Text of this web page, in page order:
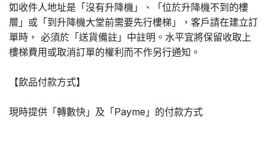
如收件人地址是「沒有升降機」、「位於升降機不到的樓
層」或「到升降機大堂前需要先行樓梯」，客戶請在建立訂
單時， 必須於「送貨備註」中註明。水平宜將保留收取上
樓梯費用或取消訂單的權利而不作另行通知。
【飲品付款方式】
現時提供「轉數快」及「Payme」的付款方式